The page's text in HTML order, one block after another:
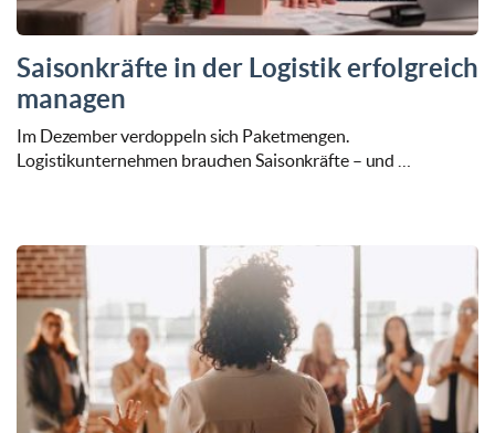
Saisonkräfte in der Logistik erfolgreich
managen
Im Dezember verdoppeln sich Paketmengen.
Logistikunternehmen brauchen Saisonkräfte – und …